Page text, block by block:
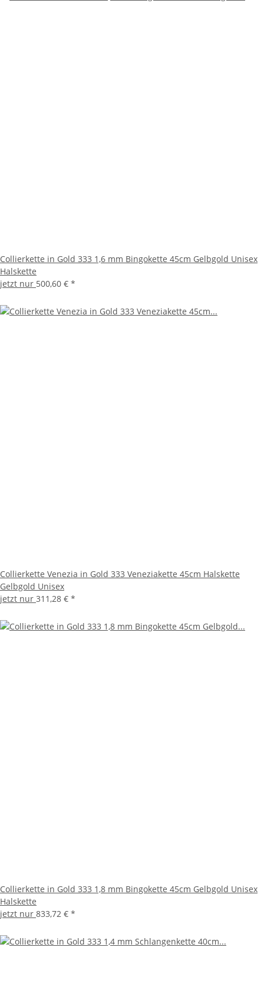
Collierkette in Gold 333 1,6 mm Bingokette 45cm Gelbgold Unisex
Halskette
jetzt nur 500,60 € *
Collierkette Venezia in Gold 333 Veneziakette 45cm Halskette
Gelbgold Unisex
jetzt nur 311,28 € *
Collierkette in Gold 333 1,8 mm Bingokette 45cm Gelbgold Unisex
Halskette
jetzt nur 833,72 € *